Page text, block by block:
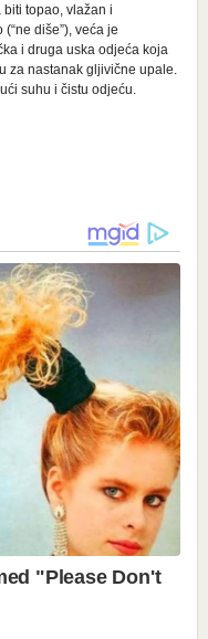
topao, vlažan i
diše”), veća je
i druga uska odjeća koja
za nastanak gljivične upale.
suhu i čistu odjeću.